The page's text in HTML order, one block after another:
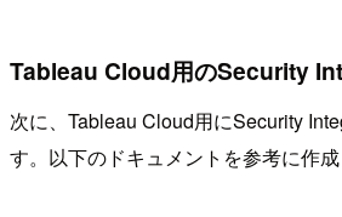
Tableau Cloud用のSecurity
次に、Tableau Cloud用にSecurity
す。以下のドキュメントを参考に作成